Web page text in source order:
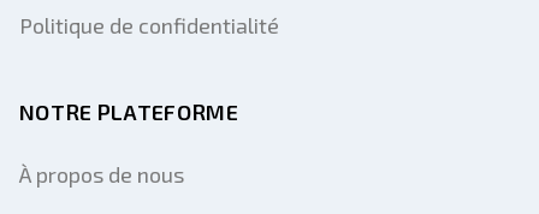
Politique de confidentialité
NOTRE PLATEFORME
À propos de nous